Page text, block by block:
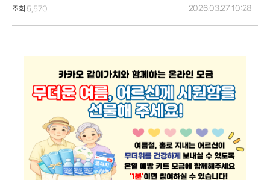
2026.03.27 10:28
조회 5,570